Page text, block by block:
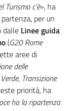
Turismo c’è», ha
per un
dalle Linee guida
(G20 Rome
aree di
delle
, Transizione
priorità, ha
ha la ripartenza